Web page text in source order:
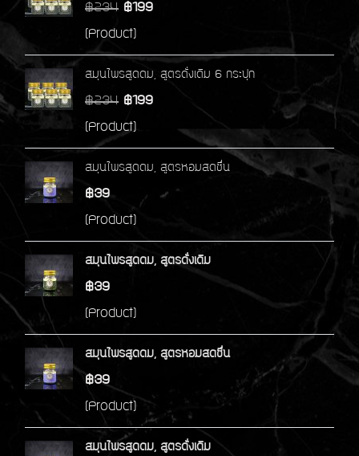
฿234 ฿199
(Product)
สมุนไพรสูดดม, สูตรดั่งเดิม 6 กระปุก
฿234 ฿199
(Product)
สมุนไพรสูดดม, สูตรหอมสดชื่น
฿39
(Product)
สมุนไพรสูดดม, สูตรดั่งเดิม
฿39
(Product)
สมุนไพรสูดดม, สูตรหอมสดชื่น
฿39
(Product)
สมุนไพรสูดดม, สูตรดั่งเดิม